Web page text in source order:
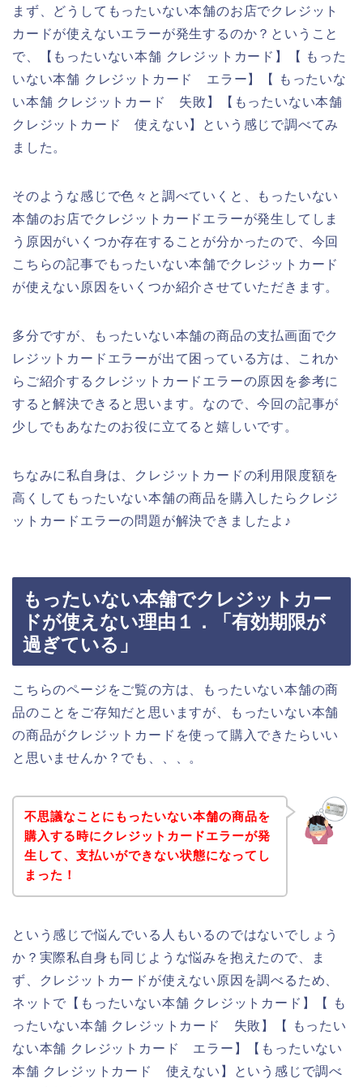
まず、どうしてもったいない本舗のお店でクレジット
カードが使えないエラーが発生するのか？ということ
で、【もったいない本舗 クレジットカード】【 もった
いない本舗 クレジットカード エラー】【 もったいな
い本舗 クレジットカード 失敗】【もったいない本舗
クレジットカード 使えない】という感じで調べてみ
ました。
そのような感じで色々と調べていくと、もったいない
本舗のお店でクレジットカードエラーが発生してしま
う原因がいくつか存在することが分かったので、今回
こちらの記事でもったいない本舗でクレジットカード
が使えない原因をいくつか紹介させていただきます。
多分ですが、もったいない本舗の商品の支払画面でク
レジットカードエラーが出て困っている方は、これか
らご紹介するクレジットカードエラーの原因を参考に
すると解決できると思います。なので、今回の記事が
少しでもあなたのお役に立てると嬉しいです。
ちなみに私自身は、クレジットカードの利用限度額を
高くしてもったいない本舗の商品を購入したらクレジ
ットカードエラーの問題が解決できましたよ♪
もったいない本舗でクレジットカー
ドが使えない理由１．「有効期限が
過ぎている」
こちらのページをご覧の方は、もったいない本舗の商
品のことをご存知だと思いますが、もったいない本舗
の商品がクレジットカードを使って購入できたらいい
と思いませんか？でも、、、。
不思議なことにもったいない本舗の商品を
購入する時にクレジットカードエラーが発
生して、支払いができない状態になってし
まった！
という感じで悩んでいる人もいるのではないでしょう
か？実際私自身も同じような悩みを抱えたので、ま
ず、クレジットカードが使えない原因を調べるため、
ネットで【もったいない本舗 クレジットカード】【 も
ったいない本舗 クレジットカード 失敗】【 もったい
ない本舗 クレジットカード エラー】【もったいない
本舗 クレジットカード 使えない】という感じで調べ